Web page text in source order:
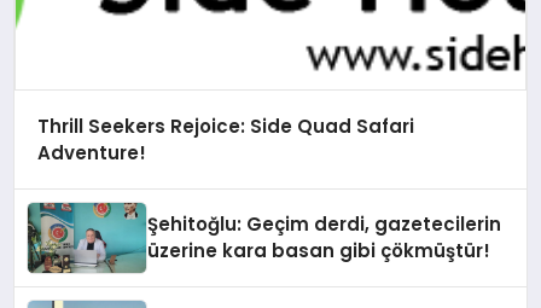
Thrill Seekers Rejoice: Side Quad Safari
Adventure!
Şehitoğlu: Geçim derdi, gazetecilerin
üzerine kara basan gibi çökmüştür!